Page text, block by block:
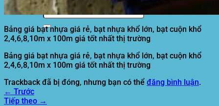
Tìm
kiếm:
Bảng giá bạt nhựa giá rẻ, bạt nhựa khổ lớn, bạt cuộn khổ
2,4,6,8,10m x 100m giá tốt nhất thị trường
Bảng giá bạt nhựa giá rẻ, bạt nhựa khổ lớn, bạt cuộn khổ
2,4,6,8,10m x 100m giá tốt nhất thị trường
Trackback đã bị đóng, nhưng bạn có thể đăng bình luận.
← Trước
Tiếp theo →